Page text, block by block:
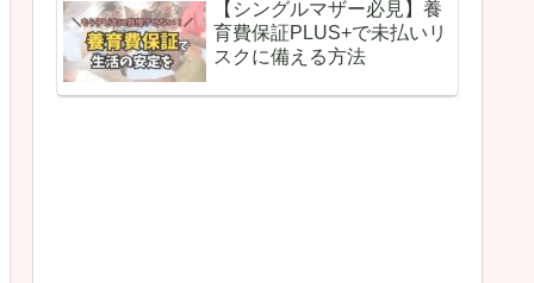
【シングルマザー必見】養
育費保証PLUS+で未払いリ
スクに備える方法